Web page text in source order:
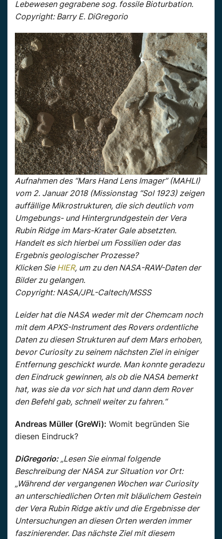
Lebewesen gegrabene sog. fossile Bioturbation.
Copyright: Barry E. DiGregorio
Aufnahmen des “Mars Hand Lens Imager” (MAHLI)
vom 2. Januar 2018 (Missionstag “Sol 1923) zeigen
auffällige Mikrostrukturen, die sich deutlich vom
Umgebungs- und Hintergrundgestein der Vera
Rubin Ridge im Mars-Krater Gale absetzten.
Handelt es sich hierbei um Fossilien oder das
Ergebnis geologischer Prozesse?
Klicken Sie HIER, um zu den NASA-RAW-Daten der
Bilder zu gelangen.
Copyright: NASA/JPL-Caltech/MSSS
Leider hat die NASA weder mit der Chemcam noch
mit dem APXS-Instrument des Rovers ordentliche
Daten zu diesen Strukturen auf dem Mars erhoben,
bevor Curiosity zu seinem nächsten Ziel in einiger
Entfernung geschickt wurde. Man konnte geradezu
den Eindruck gewinnen, als ob die NASA bemerkt
hat, was sie da vor sich hat und dann dem Rover
den Befehl gab, schnell weiter zu fahren.“
Andreas Müller (GreWi): Womit begründen Sie
diesen Eindruck?
DiGregorio:„Lesen Sie einmal folgende
Beschreibung der NASA zur Situation vor Ort:
„Während der vergangenen Wochen war Curiosity
an unterschiedlichen Orten mit bläulichem Gestein
der Vera Rubin Ridge aktiv und die Ergebnisse der
Untersuchungen an diesen Orten werden immer
faszinierender. Das nächste Ziel mit diesem